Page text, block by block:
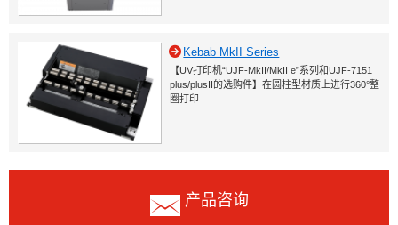
Kebab MkII Series
【UV打印机“UJF-MkII/MkII e”系列和UJF-7151
plus/plusII的选购件】在圆柱型材质上进行360°整
圈打印
产品咨询